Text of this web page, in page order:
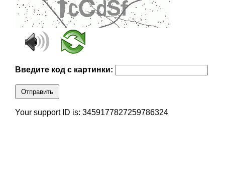
Введите код с картинки:
Отправить
Your support ID is: 3459177827259786324